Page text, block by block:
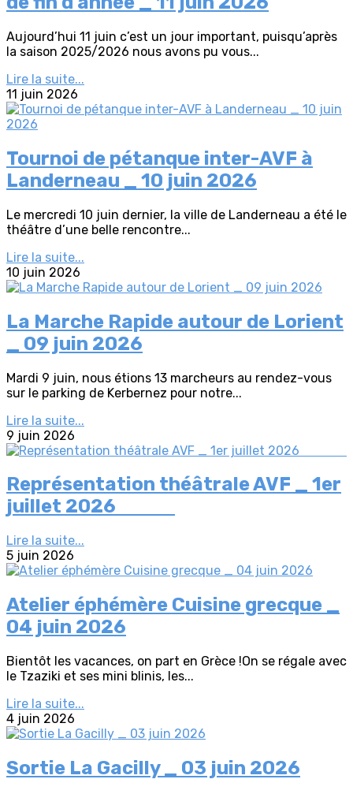
Aujourd’hui 11 juin c’est un jour important, puisqu’après
la saison 2025/2026 nous avons pu vous...
Lire la suite...
11 juin 2026
Tournoi de pétanque inter-AVF à
Landerneau _ 10 juin 2026
Le mercredi 10 juin dernier, la ville de Landerneau a été le
théâtre d’une belle rencontre...
Lire la suite...
10 juin 2026
La Marche Rapide autour de Lorient
_ 09 juin 2026
Mardi 9 juin, nous étions 13 marcheurs au rendez-vous
sur le parking de Kerbernez pour notre...
Lire la suite...
9 juin 2026
Représentation théâtrale AVF _ 1er
juillet 2026
Lire la suite...
5 juin 2026
Atelier éphémère Cuisine grecque _
04 juin 2026
Bientôt les vacances, on part en Grèce !On se régale avec
le Tzaziki et ses mini blinis, les...
Lire la suite...
4 juin 2026
Sortie La Gacilly _ 03 juin 2026